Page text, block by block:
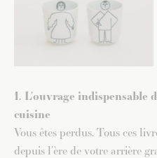
1. L’ouvrage indispensable
cuisine
Vous êtes perdus. Tous ces
depuis l’ère de votre arrière